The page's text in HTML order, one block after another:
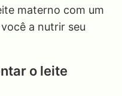
materno com um
a nutrir seu
o leite